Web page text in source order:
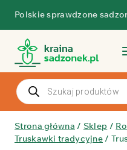
treści
Polskie sprawdzone
Wyszukiwarka
produktów
Strona główna / Sklep /
Truskawki tradycyjne /